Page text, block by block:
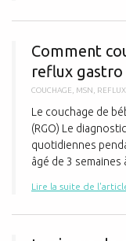
Comment
reflux gastro
COUCHAGE MSN REFLUX
Le couchage de
(RGO) Le
quotidiennes
âgé de 3 semaines
Lire la suite de